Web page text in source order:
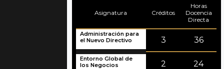
Asignatura Créditos
Horas
Docencia
Directa
Administración para
el Nuevo Directivo
3 36
Entorno Global de
los Negocios
2 24